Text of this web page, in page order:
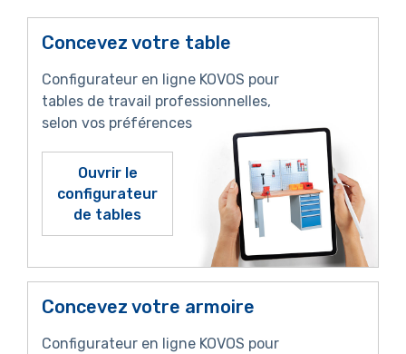
Concevez votre table
Configurateur en ligne KOVOS pour
tables de travail professionnelles,
selon vos préférences
Ouvrir le
configurateur
de tables
Concevez votre armoire
Configurateur en ligne KOVOS pour